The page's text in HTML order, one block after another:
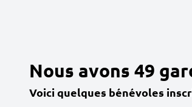
Nous avons 49
Voici quelques bénévoles